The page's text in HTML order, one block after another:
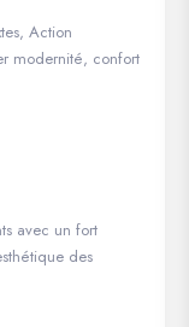
Action
modernité, confort
avec un fort
des